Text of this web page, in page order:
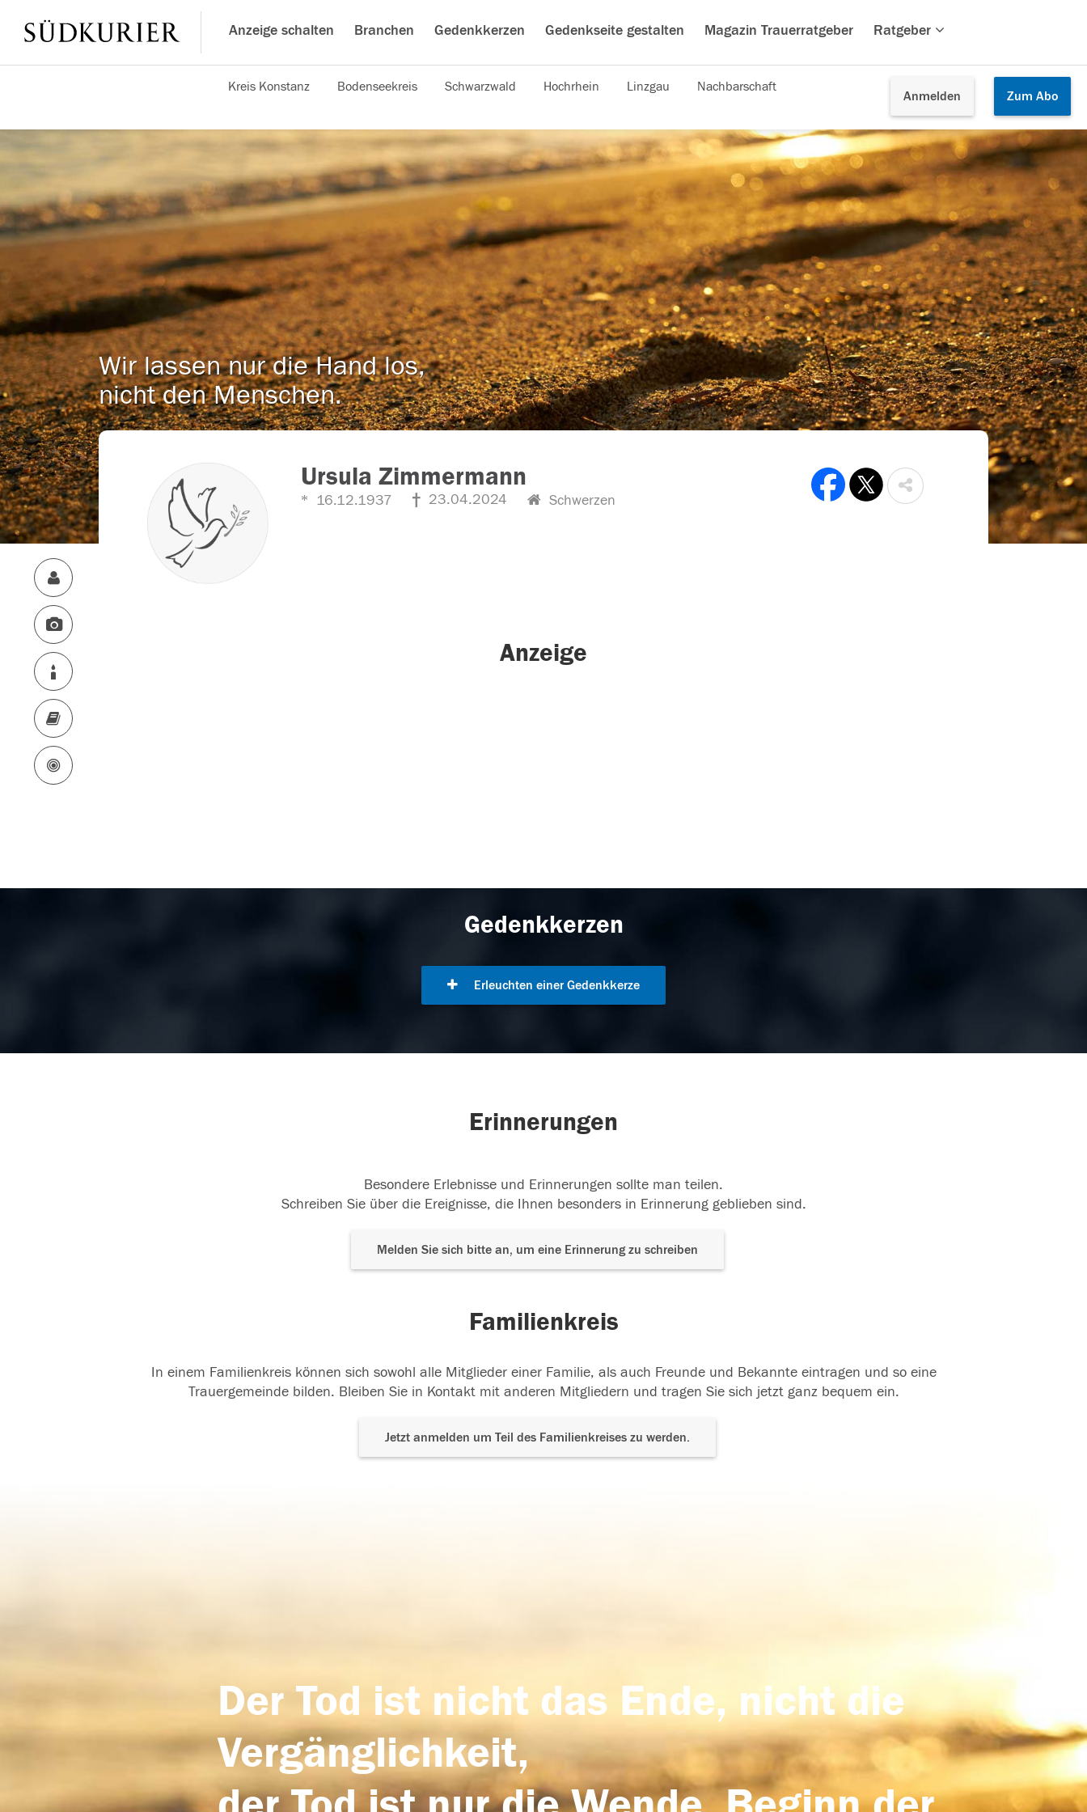
Anzeige schalten Branchen Gedenkkerzen Gedenkseite gestalten Magazin Trauerratgeber Ratgeber
Anmelden Zum Abo
Kreis Konstanz Bodenseekreis Schwarzwald Hochrhein Linzgau Nachbarschaft
Wir lassen nur die Hand los,
nicht den Menschen.
Ursula Zimmermann
16.12.1937 23.04.2024 Schwerzen
Anzeige
Gedenkkerzen
Erleuchten einer Gedenkkerze
Erinnerungen
Besondere Erlebnisse und Erinnerungen sollte man teilen.
Schreiben Sie über die Ereignisse, die Ihnen besonders in Erinnerung geblieben sind.
Melden Sie sich bitte an, um eine Erinnerung zu schreiben
Familienkreis
In einem Familienkreis können sich sowohl alle Mitglieder einer Familie, als auch Freunde und Bekannte eintragen und so eine
Trauergemeinde bilden. Bleiben Sie in Kontakt mit anderen Mitgliedern und tragen Sie sich jetzt ganz bequem ein.
Jetzt anmelden um Teil des Familienkreises zu werden.
Der Tod ist nicht das Ende, nicht die
Vergänglichkeit,